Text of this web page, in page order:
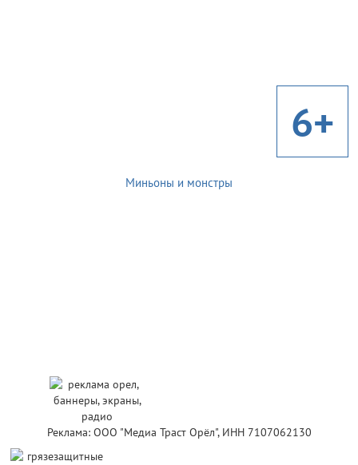
6+
Миньоны и монстры
Реклама: ООО "Медиа Траст Орёл", ИНН 7107062130